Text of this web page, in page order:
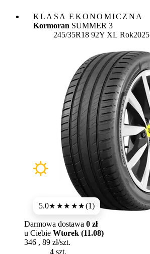
KLASA EKONOMICZNA
Kormoran SUMMER 3
245/35R18 92Y XL Rok2025
5.0★★★★★(1)
Dostępność:
Darmowa dostawa 0 zł
u Ciebie Wtorek (11.08)
346 , 89 zł/szt.